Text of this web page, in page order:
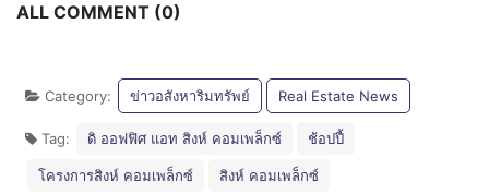
ALL COMMENT (0)
Category: ข่าวอสังหาริมทรัพย์ Real Estate News
Tag: ดิ ออฟฟิศ แอท สิงห์ คอมเพล็กซ์ ช้อปปี้
โครงการสิงห์ คอมเพล็กซ์ สิงห์ คอมเพล็กซ์